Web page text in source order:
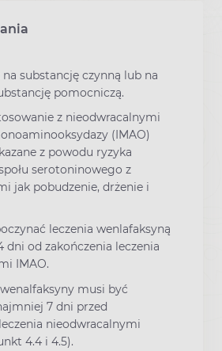
substancję czynną lub na
pomocniczą.
z nieodwracalnymi
(IMAO)
z powodu ryzyka
serotoninowego z
jak pobudzenie, drżenie i
leczenia wenlafaksyną
dni od zakończenia leczenia
IMAO.
musi być
7 dni przed
nieodwracalnymi
4.4 i 4.5).